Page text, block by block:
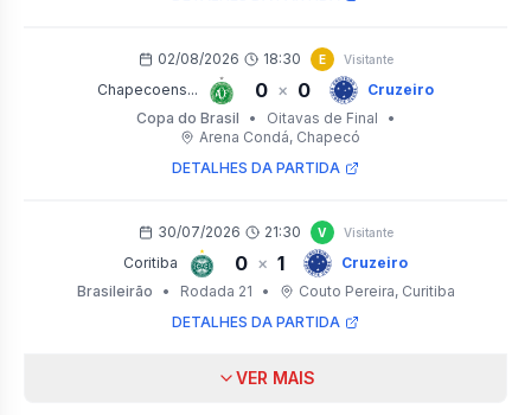
02/08/2026 18:30 E Visitante
Chapecoens... 0 × 0
Cruzeiro
Copa do Brasil
• Oitavas de Final
•
Arena Condá, Chapecó
DETALHES DA PARTIDA
30/07/2026 21:30 V Visitante
Coritiba 0 × 1
Cruzeiro
Brasileirão
• Rodada 21 • Couto Pereira, Curitiba
DETALHES DA PARTIDA
VER MAIS